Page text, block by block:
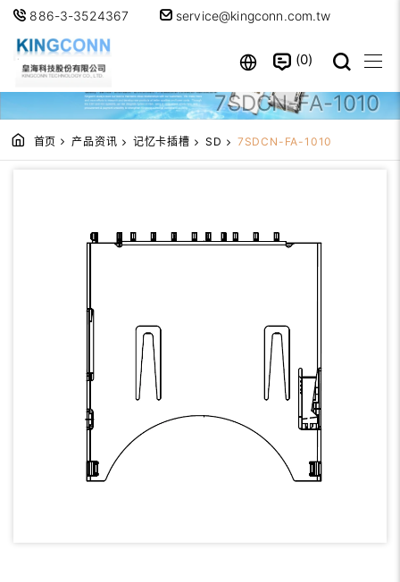
886-3-3524367 service@kingconn.com.tw
0
7SDCN-FA-1010
首页 产品资讯 记忆卡插槽 SD 7SDCN-FA-1010